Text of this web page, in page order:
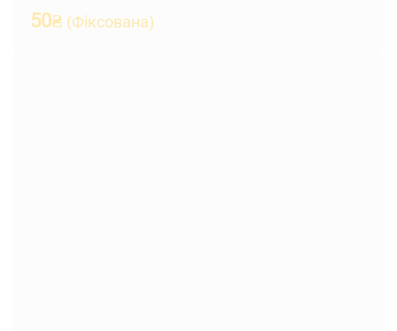
50₴ (Фіксована)